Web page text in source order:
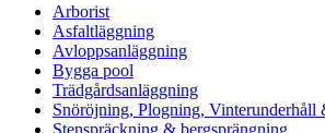
Arborist
Asfaltläggning
Avloppsanläggning
Bygga pool
Trädgårdsanläggning
Snöröjning, Plogning, Vinterunderhåll
Stenspräckning & bergsprängning